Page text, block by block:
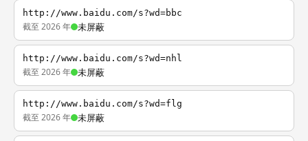
http://www.baidu.com/s?wd=bbc
截至 2026 年 未屏蔽
http://www.baidu.com/s?wd=nhl
截至 2026 年 未屏蔽
http://www.baidu.com/s?wd=flg
截至 2026 年 未屏蔽